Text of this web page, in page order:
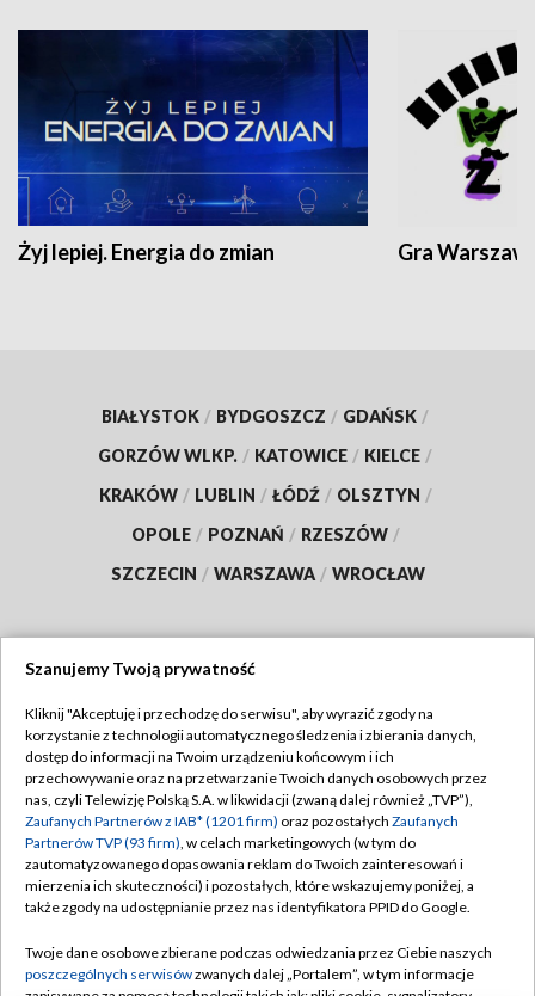
Żyj lepiej. Energia do zmian Gra
BIAŁYSTOK / BYDGOSZCZ / GDAŃSK /
GORZÓW WLKP. / KATOWICE / KIELCE /
KRAKÓW / LUBLIN / ŁÓDŹ / OLSZTYN /
OPOLE / POZNAŃ / RZESZÓW /
SZCZECIN / WARSZAWA / WROCŁAW
TVP
Abonament TVP
Emisja w TVP
Centrum informacji TVP
Naziemna Telewizja Cyfrowa
Rada Programowa
Regulamin TVP
Polityka prywatności
Moje zgody
Pomoc
Kontakt
Szanujemy Twoją prywatność
Kliknij "Akceptuję i przechodzę do serwisu", aby wyrazić zgody na
korzystanie z technologii automatycznego śledzenia i zbierania danych,
dostęp do informacji na Twoim urządzeniu końcowym i ich
przechowywanie oraz na przetwarzanie Twoich danych osobowych przez
nas, czyli Telewizję Polską S.A. w likwidacji (zwaną dalej również „TVP”),
Zaufanych Partnerów z IAB* (1201 firm) oraz pozostałych Zaufanych
Partnerów TVP (93 firm), w celach marketingowych (w tym do
zautomatyzowanego dopasowania reklam do Twoich zainteresowań i
mierzenia ich skuteczności) i pozostałych, które wskazujemy poniżej, a
także zgody na udostępnianie przez nas identyfikatora PPID do Google.
Twoje dane osobowe zbierane podczas odwiedzania przez Ciebie naszych
poszczególnych serwisówzwanych dalej „Portalem”, w tym informacje